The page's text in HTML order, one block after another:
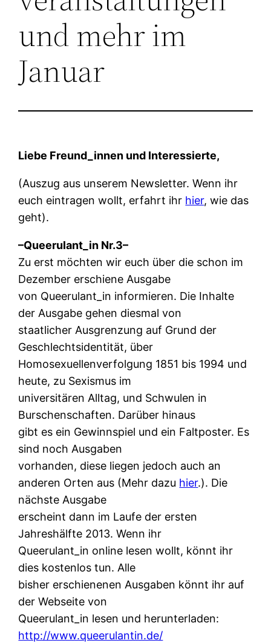
und mehr im
Januar
Liebe Freund_innen und Interessierte,
(Auszug aus unserem Newsletter. Wenn ihr
euch eintragen wollt, erfahrt ihr hier, wie das
geht).
–Queerulant_in Nr.3–
Zu erst möchten wir euch über die schon im
Dezember erschiene Ausgabe
von Queerulant_in informieren. Die Inhalte
der Ausgabe gehen diesmal von
staatlicher Ausgrenzung auf Grund der
Geschlechtsidentität, über
Homosexuellenverfolgung 1851 bis 1994 und
heute, zu Sexismus im
universitären Alltag, und Schwulen in
Burschenschaften. Darüber hinaus
gibt es ein Gewinnspiel und ein Faltposter. Es
sind noch Ausgaben
vorhanden, diese liegen jedoch auch an
anderen Orten aus (Mehr dazu hier.). Die
nächste Ausgabe
erscheint dann im Laufe der ersten
Jahreshälfte 2013. Wenn ihr
Queerulant_in online lesen wollt, könnt ihr
dies kostenlos tun. Alle
bisher erschienenen Ausgaben könnt ihr auf
der Webseite von
Queerulant_in lesen und herunterladen:
http://www.queerulantin.de/